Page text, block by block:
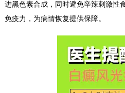
进黑色素合成，同时避免辛辣刺激性
免疫力，为病情恢复提供保障。